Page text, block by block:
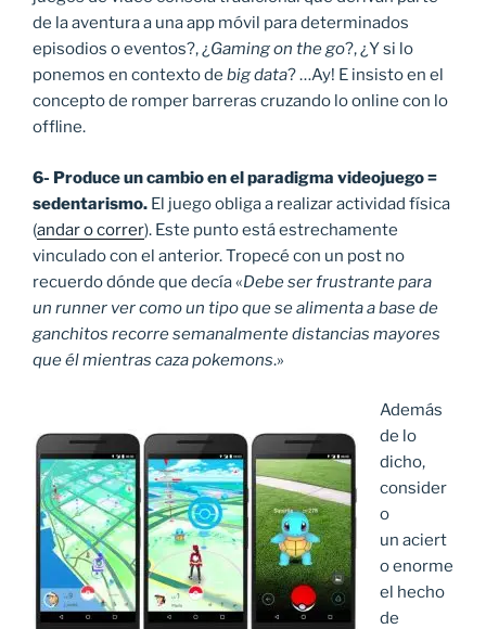
de la aventura a una app móvil para determinados
episodios o eventos?, ¿ Gaming on the go?, ¿Y si lo
ponemos en contexto de big data? …Ay! E insisto en el
concepto de romper barreras cruzando lo online con lo
offline.
6- Produce un cambio en el paradigma videojuego =
sedentarismo. El juego obliga a realizar actividad física
(andar o correr). Este punto está estrechamente
vinculado con el anterior. Tropecé con un post no
recuerdo dónde que decía «Debe ser frustrante para
un runner ver como un tipo que se alimenta a base de
ganchitos recorre semanalmente distancias mayores
que él mientras caza pokemons.»
Además
de lo
dicho,
consider
o
un aciert
o enorme
el hecho
de